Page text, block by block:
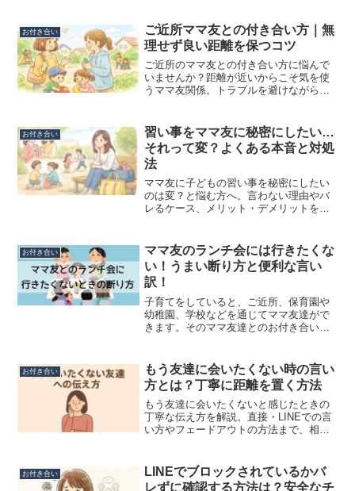
お付き合い
ご近所ママ友との付き合い方｜無
理せず良い距離を保つコツ
ご近所のママ友との付き合い方に悩んで
いませんか？距離が近いからこそ気を使
うママ友関係。トラブルを避けながら無
かりやすく解説します。
お付き合い
習い事をママ友に秘密にしたい…
それって変？よくある本音と対処
法
ママ友に子どもの習い事を秘密にしたい
のは変？と悩む方へ。言わない理由やバ
レるケース、メリット・デメリットを整
距離感のヒントも紹介。
お付き合い
ママ友のランチ会には行きたくな
い！うまい断り方と便利な言い
訳！
子育てをしていると、ご近所、保育園や
幼稚園、学校などを通じてママ友達がで
きます。そのママ友達とのお付き合いの
感じるママは多いでしょう。子供が仲良
くしているお友達のママさ...
お付き合い
もう友達に会いたくない時の言い
方とは？丁寧に距離を置く方法
もう友達に会いたくないと感じたときの
丁寧な伝え方を解説。直接・LINEでの言
い方やフェードアウトの方法まで、相手
お付き合い
LINEでブロックされているかバ
レずに確認する方法は？安全なチ